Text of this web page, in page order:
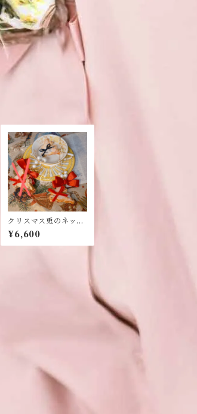
クリスマス兎のネック
レス
¥6,600